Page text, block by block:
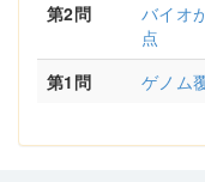
第2問
バイオ
点
第1問 ゲノム